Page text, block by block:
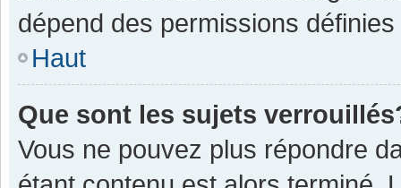
dépend des permissions définies
Haut
Que sont les sujets
Vous ne pouvez plus répondre